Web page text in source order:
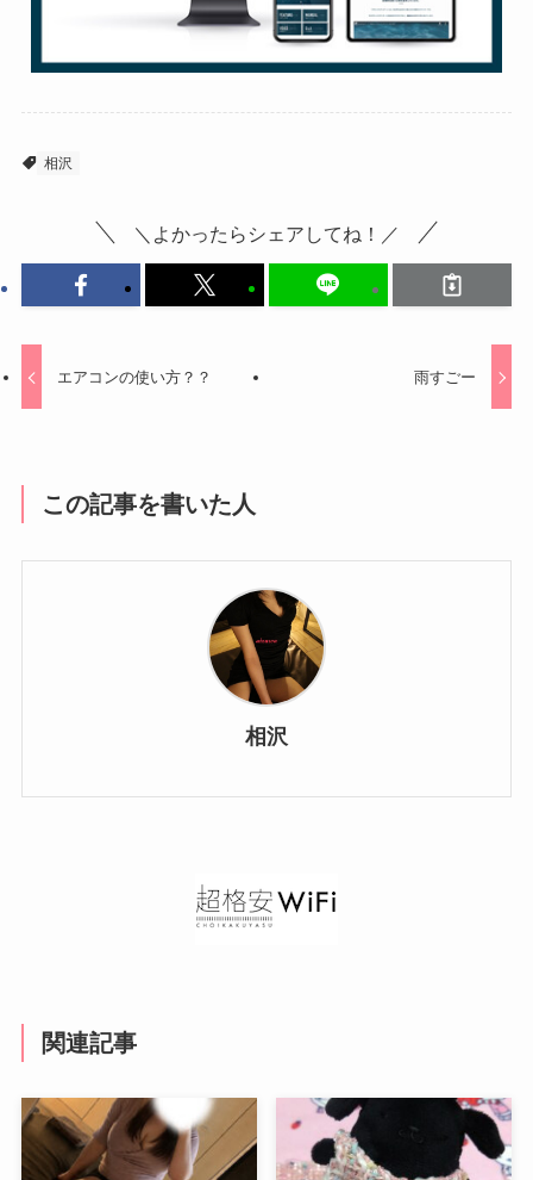
相沢
＼よかったらシェアしてね！／
エアコンの使い方？？ 雨すごー
この記事を書いた人
相沢
関連記事